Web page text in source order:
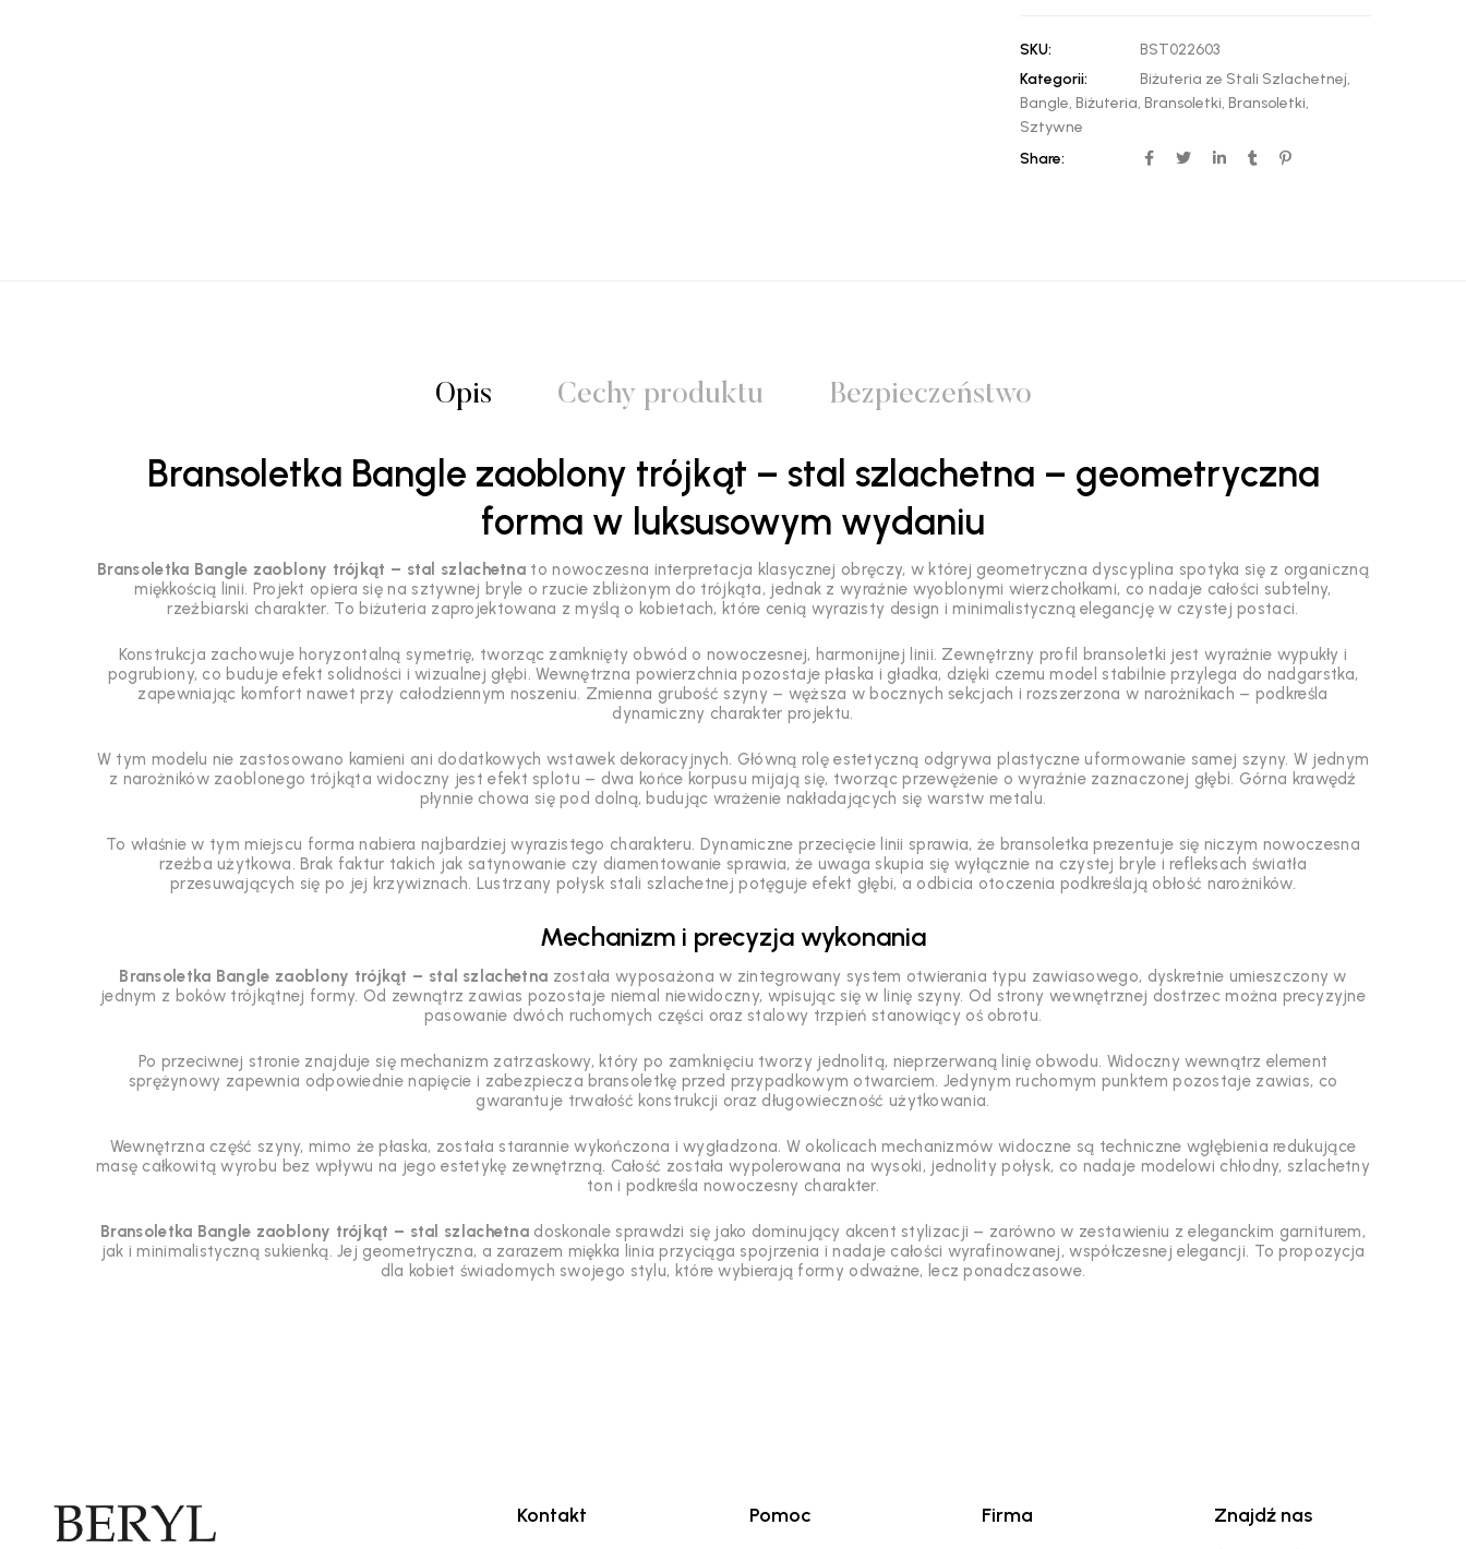
SKU:
BST022603
Kategorii:
Biżuteria ze Stali Szlachetnej,
Bangle, Biżuteria, Bransoletki, Bransoletki,
Sztywne
Share:
Opis Cechy produktu Bezpieczeństwo
Bransoletka Bangle zaoblony trójkąt – stal szlachetna – geometryczna
forma w luksusowym wydaniu
Bransoletka Bangle zaoblony trójkąt – stal szlachetna to nowoczesna interpretacja klasycznej obręczy, w której geometryczna dyscyplina spotyka się z organiczną
miękkością linii. Projekt opiera się na sztywnej bryle o rzucie zbliżonym do trójkąta, jednak z wyraźnie wyoblonymi wierzchołkami, co nadaje całości subtelny,
rzeźbiarski charakter. To biżuteria zaprojektowana z myślą o kobietach, które cenią wyrazisty design i minimalistyczną elegancję w czystej postaci.
Konstrukcja zachowuje horyzontalną symetrię, tworząc zamknięty obwód o nowoczesnej, harmonijnej linii. Zewnętrzny profil bransoletki jest wyraźnie wypukły i
pogrubiony, co buduje efekt solidności i wizualnej głębi. Wewnętrzna powierzchnia pozostaje płaska i gładka, dzięki czemu model stabilnie przylega do nadgarstka,
zapewniając komfort nawet przy całodziennym noszeniu. Zmienna grubość szyny – węższa w bocznych sekcjach i rozszerzona w narożnikach – podkreśla
dynamiczny charakter projektu.
W tym modelu nie zastosowano kamieni ani dodatkowych wstawek dekoracyjnych. Główną rolę estetyczną odgrywa plastyczne uformowanie samej szyny. W jednym
z narożników zaoblonego trójkąta widoczny jest efekt splotu – dwa końce korpusu mijają się, tworząc przewężenie o wyraźnie zaznaczonej głębi. Górna krawędź
płynnie chowa się pod dolną, budując wrażenie nakładających się warstw metalu.
To właśnie w tym miejscu forma nabiera najbardziej wyrazistego charakteru. Dynamiczne przecięcie linii sprawia, że bransoletka prezentuje się niczym nowoczesna
rzeźba użytkowa. Brak faktur takich jak satynowanie czy diamentowanie sprawia, że uwaga skupia się wyłącznie na czystej bryle i refleksach światła
przesuwających się po jej krzywiznach. Lustrzany połysk stali szlachetnej potęguje efekt głębi, a odbicia otoczenia podkreślają obłość narożników.
Mechanizm i precyzja wykonania
Bransoletka Bangle zaoblony trójkąt – stal szlachetna została wyposażona w zintegrowany system otwierania typu zawiasowego, dyskretnie umieszczony w
jednym z boków trójkątnej formy. Od zewnątrz zawias pozostaje niemal niewidoczny, wpisując się w linię szyny. Od strony wewnętrznej dostrzec można precyzyjne
pasowanie dwóch ruchomych części oraz stalowy trzpień stanowiący oś obrotu.
Po przeciwnej stronie znajduje się mechanizm zatrzaskowy, który po zamknięciu tworzy jednolitą, nieprzerwaną linię obwodu. Widoczny wewnątrz element
sprężynowy zapewnia odpowiednie napięcie i zabezpiecza bransoletkę przed przypadkowym otwarciem. Jedynym ruchomym punktem pozostaje zawias, co
gwarantuje trwałość konstrukcji oraz długowieczność użytkowania.
Wewnętrzna część szyny, mimo że płaska, została starannie wykończona i wygładzona. W okolicach mechanizmów widoczne są techniczne wgłębienia redukujące
masę całkowitą wyrobu bez wpływu na jego estetykę zewnętrzną. Całość została wypolerowana na wysoki, jednolity połysk, co nadaje modelowi chłodny, szlachetny
ton i podkreśla nowoczesny charakter.
Bransoletka Bangle zaoblony trójkąt – stal szlachetna doskonale sprawdzi się jako dominujący akcent stylizacji – zarówno w zestawieniu z eleganckim garniturem,
jak i minimalistyczną sukienką. Jej geometryczna, a zarazem miękka linia przyciąga spojrzenia i nadaje całości wyrafinowanej, współczesnej elegancji. To propozycja
dla kobiet świadomych swojego stylu, które wybierają formy odważne, lecz ponadczasowe.
Kontakt Pomoc Firma Znajdź nas